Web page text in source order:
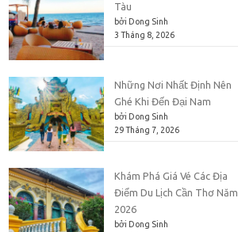
Tàu
bởi Dong Sinh
3 Tháng 8, 2026
Những Nơi Nhất Định Nên
Ghé Khi Đến Đại Nam
bởi Dong Sinh
29 Tháng 7, 2026
Khám Phá Giá Vé Các Địa
Điểm Du Lịch Cần Thơ Năm
2026
bởi Dong Sinh